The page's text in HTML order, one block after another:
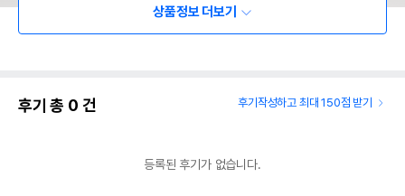
상품정보 더보기
후기 총 0 건 후기작성하고 최대 150점 받기
등록된 후기가 없습니다.